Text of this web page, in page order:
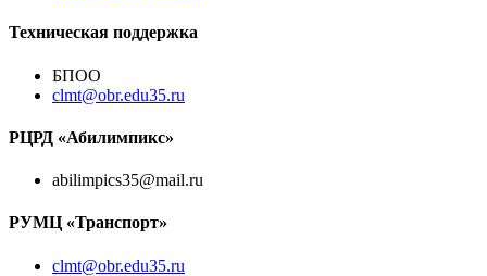
Техническая поддержка
БПОО
clmt@obr.edu35.ru
РЦРД «Абилимпикс»
abilimpics35@mail.ru
РУМЦ «Транспорт»
clmt@obr.edu35.ru